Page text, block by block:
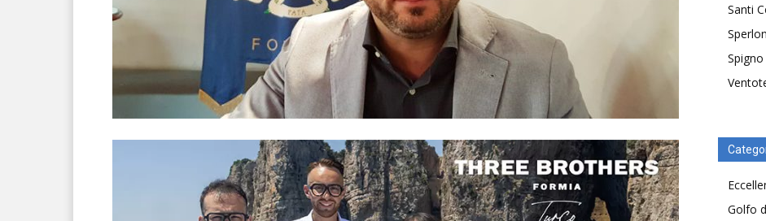
Santi
Golfo